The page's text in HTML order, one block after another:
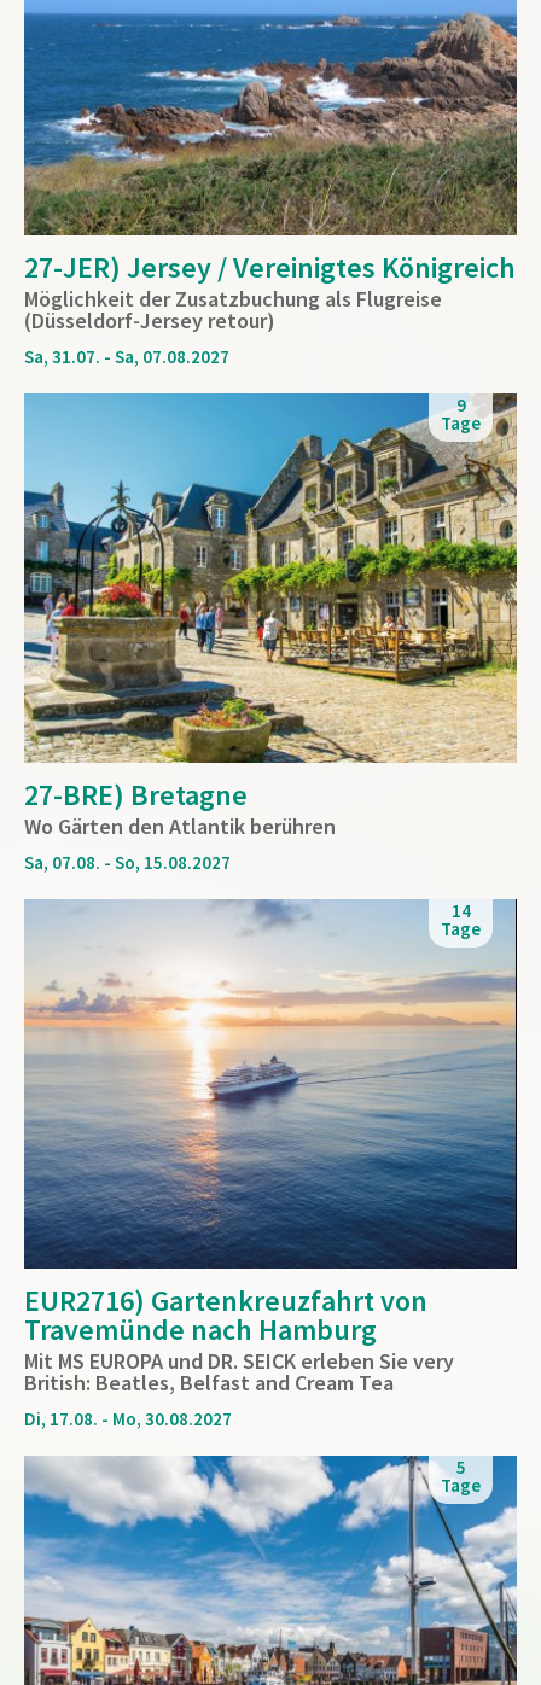
27-JER) Jersey / Vereinigtes Königreich
Möglichkeit der Zusatzbuchung als Flugreise
(Düsseldorf-Jersey retour)
Sa, 31.07. - Sa, 07.08.2027
9
Tage
27-BRE) Bretagne
Wo Gärten den Atlantik berühren
Sa, 07.08. - So, 15.08.2027
14
Tage
EUR2716) Gartenkreuzfahrt von
Travemünde nach Hamburg
Mit MS EUROPA und DR. SEICK erleben Sie very
British: Beatles, Belfast and Cream Tea
Di, 17.08. - Mo, 30.08.2027
5
Tage